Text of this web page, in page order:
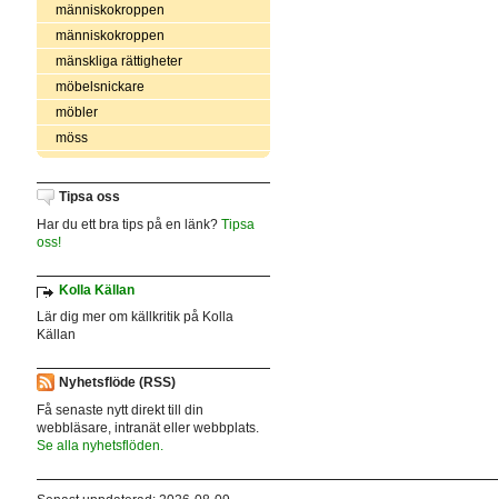
människokroppen
människokroppen
mänskliga rättigheter
möbelsnickare
möbler
möss
Tipsa oss
Har du ett bra tips på en länk? Tipsa
oss!
Kolla Källan
Lär dig mer om källkritik på Kolla
Källan
Nyhetsflöde (RSS)
Få senaste nytt direkt till din
webbläsare, intranät eller webbplats.
Se alla nyhetsflöden.